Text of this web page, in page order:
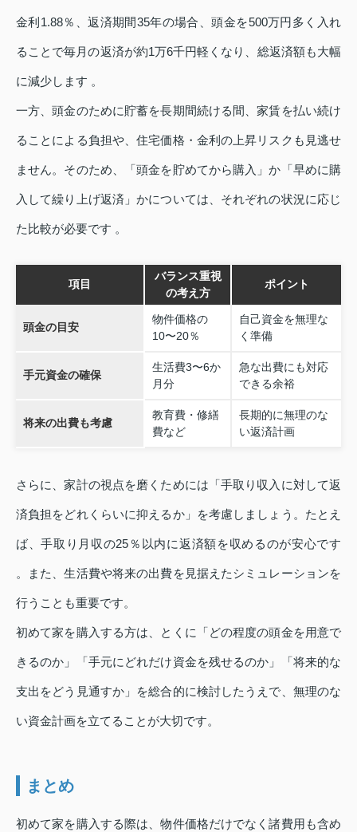
金利1.88％、返済期間35年の場合、頭金を500万円多く入れ
ることで毎月の返済が約1万6千円軽くなり、総返済額も大幅
に減少します 。
一方、頭金のために貯蓄を長期間続ける間、家賃を払い続け
ることによる負担や、住宅価格・金利の上昇リスクも見逃せ
ません。そのため、「頭金を貯めてから購入」か「早めに購
入して繰り上げ返済」かについては、それぞれの状況に応じ
た比較が必要です 。
項目
バランス重視
の考え方
ポイント
頭金の目安
物件価格の
10〜20％
自己資金を無理な
く準備
手元資金の確保
生活費3〜6か
月分
急な出費にも対応
できる余裕
将来の出費も考慮
教育費・修繕
費など
長期的に無理のな
い返済計画
さらに、家計の視点を磨くためには「手取り収入に対して返
済負担をどれくらいに抑えるか」を考慮しましょう。たとえ
ば、手取り月収の25％以内に返済額を収めるのが安心です
。また、生活費や将来の出費を見据えたシミュレーションを
行うことも重要です。
初めて家を購入する方は、とくに「どの程度の頭金を用意で
きるのか」「手元にどれだけ資金を残せるのか」「将来的な
支出をどう見通すか」を総合的に検討したうえで、無理のな
い資金計画を立てることが大切です。
まとめ
初めて家を購入する際は、物件価格だけでなく諸費用も含め